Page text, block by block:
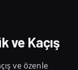
ve Kaçış
ve özenle